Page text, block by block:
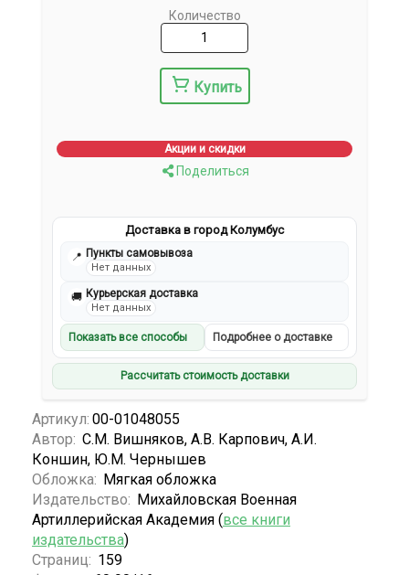
Количество
Купить
Акции и скидки
Поделиться
Доставка в город Колумбус
📍 Пункты самовывоза
Нет данных
🚚 Курьерская доставка
Нет данных
Показать все способы Подробнее о доставке
Рассчитать стоимость доставки
Артикул: 00-01048055
Автор: С.М. Вишняков, А.В. Карпович, А.И.
Коншин, Ю.М. Чернышев
Обложка: Мягкая обложка
Издательство: Михайловская Военная
Артиллерийская Академия (все книги
издательства)
Страниц: 159